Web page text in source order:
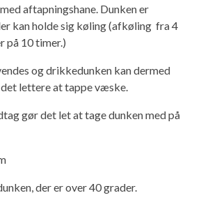
og vinterfortelte
til specialvogne
ideer til campingvognen
til autocamper og campingvogn
- webshop
Camping Kundeklub
aftapningshane. Dunken er
kan holde sig køling (afkøling fra 4
på 10 timer.)
og drikkedunken kan dermed
lettere at tappe væske.
gør det let at tage dunken med på
der er over 40 grader.